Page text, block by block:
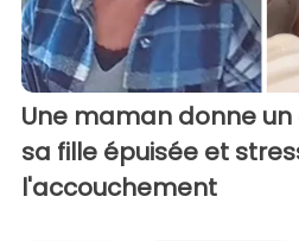
Une maman donne
sa fille épuisée et
l'accouchement